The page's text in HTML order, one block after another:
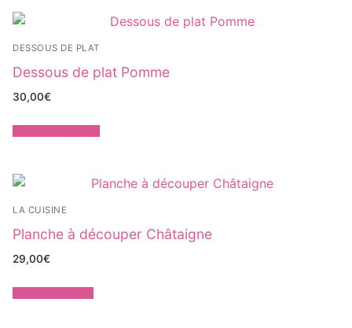
DESSOUS DE PLAT
Dessous de plat Pomme
30,00€
LA CUISINE
Planche à découper Châtaigne
29,00€